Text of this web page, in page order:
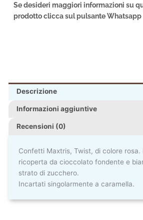
Se desideri maggiori informazioni su
prodotto clicca sul pulsante Whatsapp
Descrizione
Informazioni aggiuntive
Recensioni (0)
Confetti Maxtris, Twist, di colore
ricoperta da cioccolato fondente e
strato di zucchero.
Incartati singolarmente a caramella.